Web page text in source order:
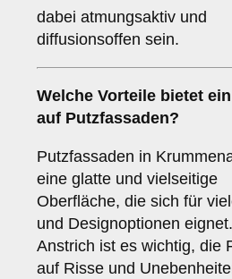
dabei atmungsaktiv und
diffusionsoffen sein.
Welche Vorteile bietet
auf Putzfassaden?
Putzfassaden in
eine glatte und vielseitige
Oberfläche, die sich für
und Designoptionen
Anstrich ist es wichtig, die
auf Risse und